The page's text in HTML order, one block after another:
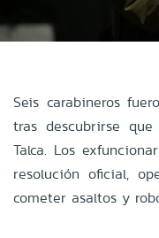
Seis carabineros
tras descubrirse
Talca. Los
resolución oficial,
cometer asaltos y